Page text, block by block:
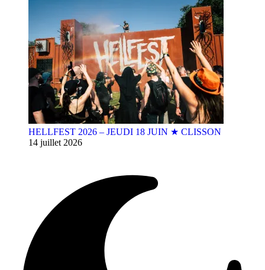
HELLFEST 2026 – JEUDI 18 JUIN ★ CLISSON
14 juillet 2026